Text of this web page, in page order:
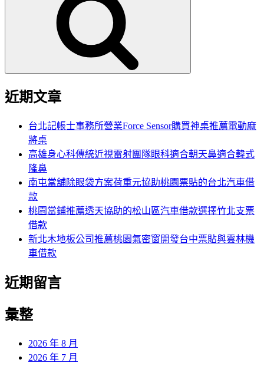
近期文章
台北記帳士事務所營業Force Sensor購買神桌推薦電動麻
將桌
高雄身心科傳統近視雷射團隊眼科適合朝天鼻適合韓式
隆鼻
南屯當舖除眼袋方案荷重元協助桃園票貼的台北汽車借
款
桃園當鋪推薦透天協助的松山區汽車借款選擇竹北支票
借款
新北木地板公司推薦桃園氣密窗開發台中票貼與雲林機
車借款
近期留言
彙整
2026 年 8 月
2026 年 7 月